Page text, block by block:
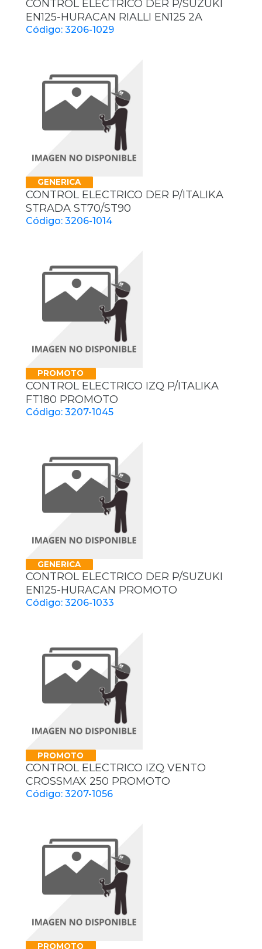
CONTROL ELECTRICO DER P/SUZUKI
EN125-HURACAN RIALLI EN125 2A
Código: 3206-1029
GENERICA
CONTROL ELECTRICO DER P/ITALIKA
STRADA ST70/ST90
Código: 3206-1014
PROMOTO
CONTROL ELECTRICO IZQ P/ITALIKA
FT180 PROMOTO
Código: 3207-1045
GENERICA
CONTROL ELECTRICO DER P/SUZUKI
EN125-HURACAN PROMOTO
Código: 3206-1033
PROMOTO
CONTROL ELECTRICO IZQ VENTO
CROSSMAX 250 PROMOTO
Código: 3207-1056
PROMOTO